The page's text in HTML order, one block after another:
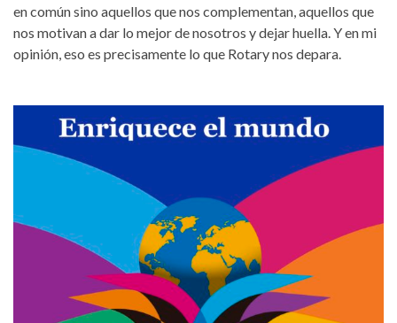
en común sino aquellos que nos complementan, aquellos que
nos motivan a dar lo mejor de nosotros y dejar huella. Y en mi
opinión, eso es precisamente lo que Rotary nos depara.